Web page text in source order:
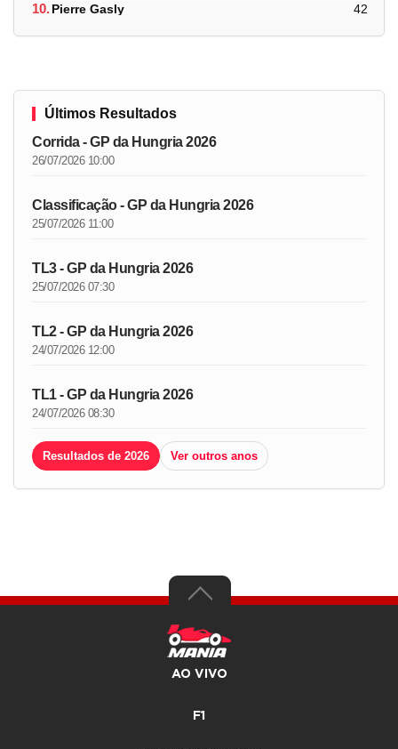
10.Pierre Gasly 42
Últimos Resultados
Corrida - GP da Hungria 2026
26/07/2026 10:00
Classificação - GP da Hungria 2026
25/07/2026 11:00
TL3 - GP da Hungria 2026
25/07/2026 07:30
TL2 - GP da Hungria 2026
24/07/2026 12:00
TL1 - GP da Hungria 2026
24/07/2026 08:30
Resultados de 2026 Ver outros anos
AO VIVO
F1